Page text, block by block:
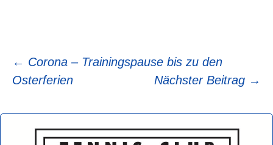
Beitragsnavigation
← Corona – Trainingspause bis zu den
Osterferien
Nächster Beitrag →